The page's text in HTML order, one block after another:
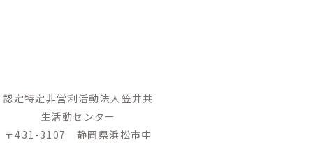
認定特定非営利活動法人笠井共
生活動センター
〒431-3107　静岡県浜松市中